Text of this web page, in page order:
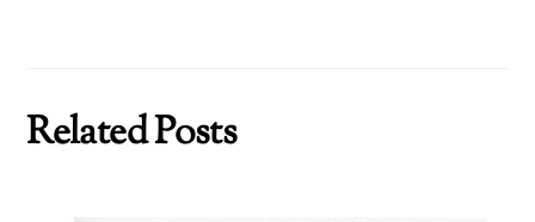
Related Posts